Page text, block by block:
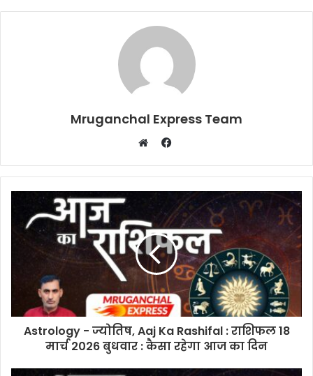
Mruganchal Express Team
Facebook
Astrology - ज्योतिष, Aaj Ka Rashifal : राशिफल 18
मार्च 2026 बुधवार : कैसा रहेगा आज का दिन